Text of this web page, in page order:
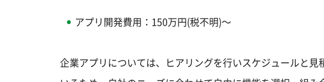
アプリ開発費用：150万円(税不明)～
企業アプリについては、ヒアリングを行いスケジュールと